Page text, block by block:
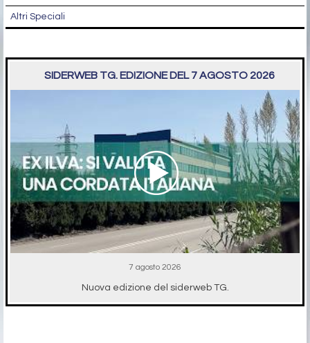
Altri Speciali
SIDERWEB TG. EDIZIONE DEL 7 AGOSTO 2026
7 agosto 2026
Nuova edizione del siderweb TG.